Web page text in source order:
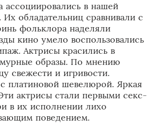
ассоциировались в нашей
обладательниц сравнивали с
фольклора наделяли
кино умело воспользовались
Актрисы красились в
образы. По мнению
свежести и игривости.
платиновой шевелюрой. Яркая
актрисы стали первыми секс-
в их исполнении лихо
поведением.